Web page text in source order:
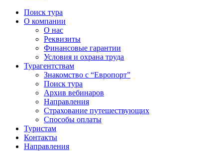
Поиск тура
О компании
О нас
Реквизиты
Финансовые гарантии
Условия и охрана труда
Турагентствам
Знакомство с “Европорт”
Поиск тура
Архив вебинаров
Направления
Страхование путешествующих
Способы оплаты
Туристам
Контакты
Направления